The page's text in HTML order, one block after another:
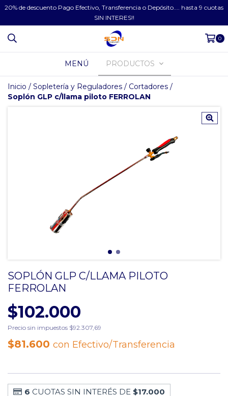
20% de descuento Pago Efectivo, Transferencia o Depósito.... hasta 9 cuotas
SIN INTERES!!
0
MENÚ PRODUCTOS
Inicio / Sopletería y Reguladores / Cortadores /
Soplón GLP c/llama piloto FERROLAN
SOPLÓN GLP C/LLAMA PILOTO
FERROLAN
$102.000
Precio sin impuestos $92.307,69
$81.600 con Efectivo/Transferencia
6 CUOTAS SIN INTERÉS DE $17.000